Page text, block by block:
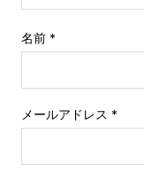
名前 *
メールアドレス *